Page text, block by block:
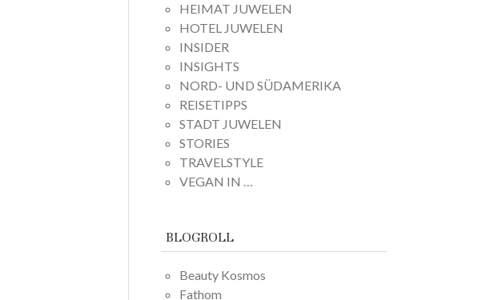
HEIMAT JUWELEN
HOTEL JUWELEN
INSIDER
INSIGHTS
NORD- UND SÜDAMERIKA
REISETIPPS
STADT JUWELEN
STORIES
TRAVELSTYLE
VEGAN IN …
BLOGROLL
Beauty Kosmos
Fathom